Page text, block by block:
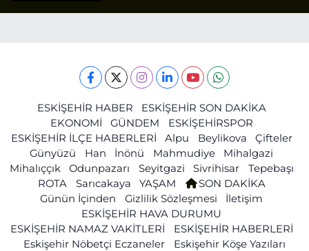
ESKİŞEHİR HABER
ESKİŞEHİR SON DAKİKA
EKONOMİ
GÜNDEM
ESKİŞEHİRSPOR
ESKİŞEHİR İLÇE HABERLERİ
Alpu Beylikova
Çifteler
Günyüzü
Han İnönü Mahmudiye
Mihalgazi
Mihalıççık
Odunpazarı Seyitgazi Sivrihisar
Tepebaşı
ROTA
Sarıcakaya YAŞAM
SON DAKİKA
Günün İçinden
Gizlilik Sözleşmesi
İletişim
ESKİŞEHİR HAVA DURUMU
ESKİŞEHİR NAMAZ VAKİTLERİ
ESKİŞEHİR HABERLERİ
Eskişehir Nöbetçi Eczaneler
Eskişehir Köşe Yazıları